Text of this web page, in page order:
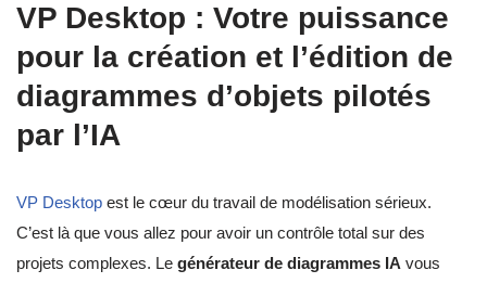
VP Desktop : Votre puissance
pour la création et l’édition de
diagrammes d’objets pilotés
par l’IA
VP Desktop est le cœur du travail de modélisation sérieux.
C’est là que vous allez pour avoir un contrôle total sur des
projets complexes. Le générateur de diagrammes IA vous